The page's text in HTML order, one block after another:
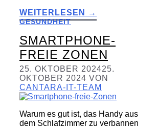
WEITERLESEN →
GESUNDHEIT
SMARTPHONE-
FREIE ZONEN
25. OKTOBER 202425.
OKTOBER 2024 VON
CANTARA-IT-TEAM
Warum es gut ist, das Handy aus
dem Schlafzimmer zu verbannen